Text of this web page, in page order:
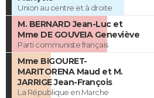
Union au centre et à droite
M. BERNARD Jean-Luc et
Mme DE GOUVEIA Geneviève
Parti communiste français
Mme BIGOURET-
MARITORENA Maud et M.
JARRIGE Jean-François
La République en Marche